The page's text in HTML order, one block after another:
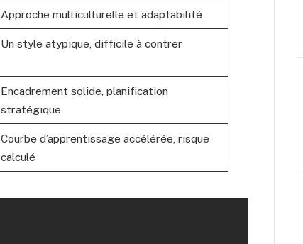
Approche multiculturelle et adaptabilité
Un style atypique, difficile à contrer
Encadrement solide, planification
stratégique
Courbe d’apprentissage accélérée, risque
calculé